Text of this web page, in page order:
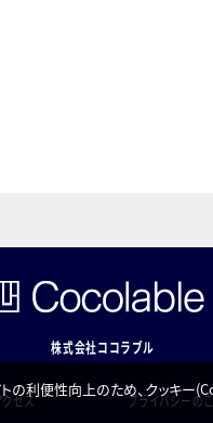
株式会社ココラブル
クセス プライバシーの
トの利便性向上のため、クッキー